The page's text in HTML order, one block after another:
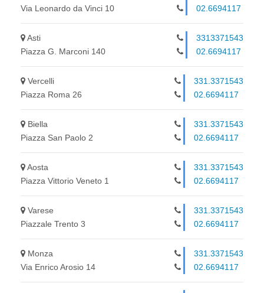
02.6694117
Via Leonardo da Vinci 10
3313371543
02.6694117
Asti
Piazza G. Marconi 140
331.3371543
02.6694117
Vercelli
Piazza Roma 26
331.3371543
02.6694117
Biella
Piazza San Paolo 2
331.3371543
02.6694117
Aosta
Piazza Vittorio Veneto 1
331.3371543
02.6694117
Varese
Piazzale Trento 3
331.3371543
02.6694117
Monza
Via Enrico Arosio 14